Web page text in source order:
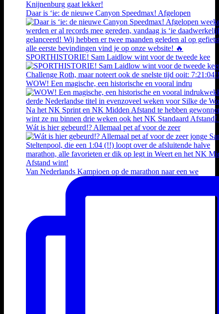
Daar is ‘ie: de nieuwe Canyon Speedmax! Afgelopen
SPORTHISTORIE! Sam Laidlow wint voor de tweede kee
WOW! Een magische, een historische en vooral indru
Wát is hier gebeurd!? Allemaal pet af voor de zeer
Van Nederlands Kampioen op de marathon naar een we